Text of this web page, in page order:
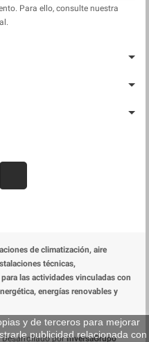
Para ello, consulte nuestra
y de terceros para mejorar
publicidad relacionada con
de climatización, aire
técnicas,
las actividades vinculadas con
energías renovables y
porInversaGrupo